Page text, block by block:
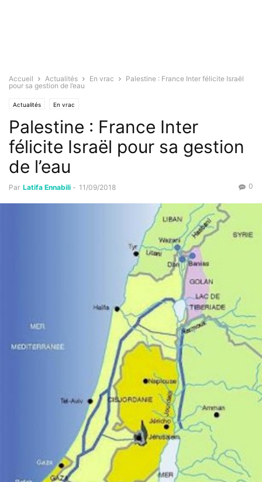
Accueil Actualités En vrac
Palestine : France Inter félicite Israël
pour sa gestion de l’eau
Actualités En vrac
Palestine : France Inter
félicite Israël pour sa gestion
de l’eau
Par Latifa Ennabili - 11/09/2018 0